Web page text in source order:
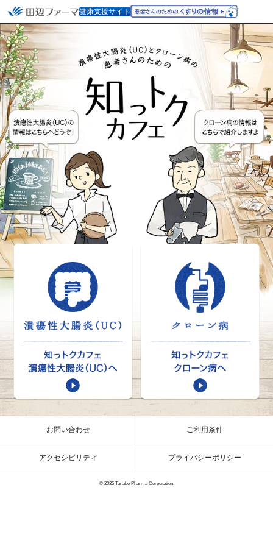
健康支援サイト
お問い合わせ ご利用条件
アクセシビリティ プライバシーポリシー
© 2025 Tanabe Pharma Corporation.